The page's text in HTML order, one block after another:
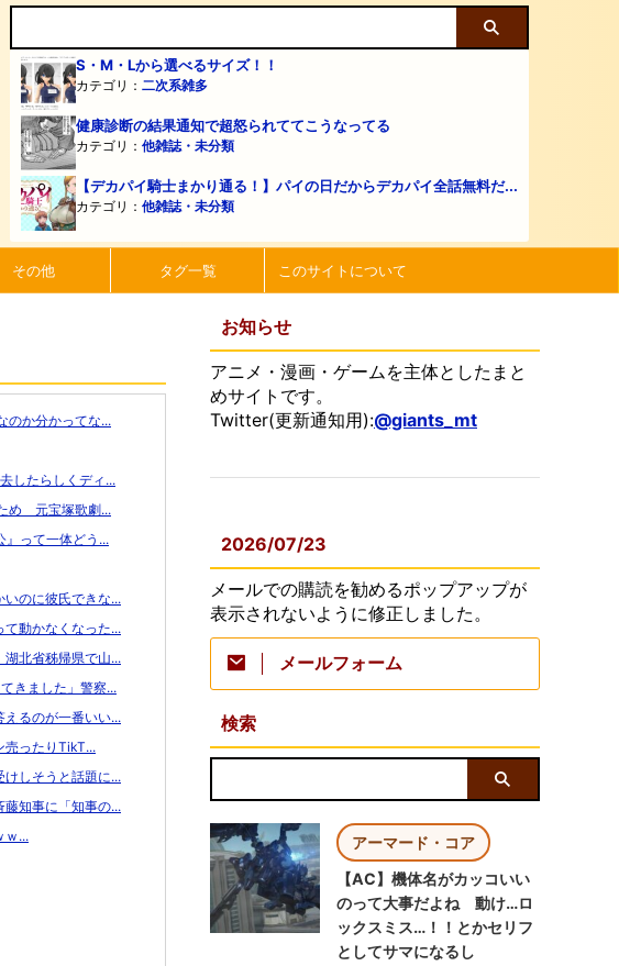
S・M・Lから選べるサイズ！！
カテゴリ： 二次系雑多
健康診断の結果通知で超怒られててこうなってる
カテゴリ： 他雑誌・未分類
【デカパイ騎士まかり通る！】パイの日だからデカパイ全話無料だ...
カテゴリ： 他雑誌・未分類
その他 タグ一覧 このサイトについて
のか分かってな...
したらしくディ...
め 元宝塚歌劇...
』って一体どう...
いのに彼氏できな...
動かなくなった...
北省秭帰県で山...
きました」警察...
えるのが一番いい...
売ったりTikT...
けしそうと話題に...
藤知事に「知事の...
ｗ...
お知らせ
アニメ・漫画・ゲームを主体としたまと
めサイトです。
Twitter(更新通知用):@giants_mt
2026/07/23
メールでの購読を勧めるポップアップが
表示されないように修正しました。
メールフォーム
検索
アーマード・コア
【AC】機体名がカッコいい
のって大事だよね 動け…ロ
ックスミス…！！とかセリフ
としてサマになるし